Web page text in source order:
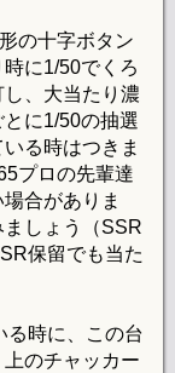
の十字ボタン
に1/50でくろ
、大当たり濃
に1/50の抽選
る時はつきま
プロの先輩達
合がありま
しょう（SSR
保留でも当た
る時に、この台
のチャッカー